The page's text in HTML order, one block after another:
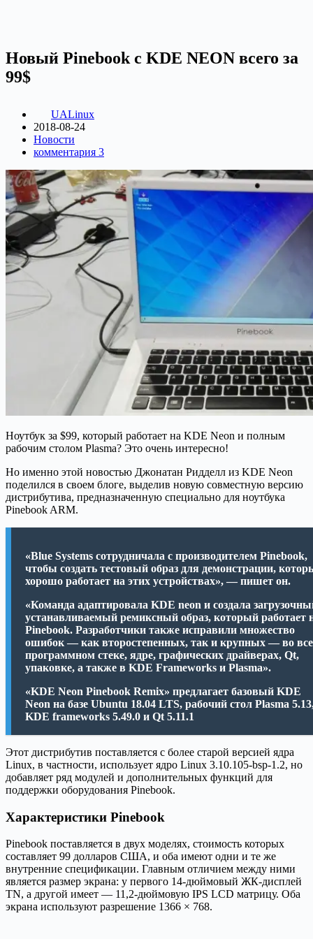
Новый Pinebook с KDE NEON всего за
99$
UALinux
2018-08-24
Новости
комментария 3
Ноутбук за $99, который работает на KDE Neon и полным
рабочим столом Plasma? Это очень интересно!
Но именно этой новостью Джонатан Ридделл из KDE Neon
поделился в своем блоге, выделив новую совместную версию
дистрибутива, предназначенную специально для ноутбука
Pinebook ARM.
«Blue Systems сотрудничала с производителем Pinebook,
чтобы создать тестовый образ для демонстрации,
хорошо работает на этих устройствах», — пишет он.
«Команда адаптировала KDE neon и создала
устанавливаемый ремиксный образ, который работает
Pinebook. Разработчики также исправили множество
ошибок — как второстепенных, так и крупных — во
программном стеке, ядре, графических драйверах, Qt,
упаковке, а также в KDE Frameworks и Plasma».
«KDE Neon Pinebook Remix» предлагает базовый KDE
Neon на базе Ubuntu 18.04 LTS, рабочий стол Plasma
KDE frameworks 5.49.0 и Qt 5.11.1
Этот дистрибутив поставляется с более старой версией ядра
Linux, в частности, использует ядро ​​Linux 3.10.105-bsp-1.2, но
добавляет ряд модулей и дополнительных функций для
поддержки оборудования Pinebook.
Характеристики Pinebook
Pinebook поставляется в двух моделях, стоимость которых
составляет 99 долларов США, и оба имеют одни и те же
внутренние спецификации. Главным отличием между ними
является размер экрана: у первого 14-дюймовый ЖК-дисплей
TN, а другой имеет — 11,2-дюймовую IPS LCD матрицу. Оба
экрана используют разрешение 1366 × 768.